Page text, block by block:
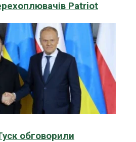
Patriot
обговорили